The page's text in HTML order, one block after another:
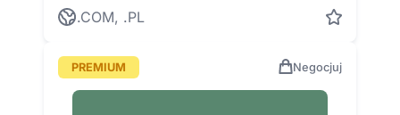
.COM, .PL
PREMIUM Negocjuj